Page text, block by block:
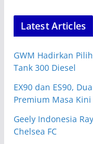
Latest Articles
GWM Hadirkan
Tank 300 Diesel
EX90 dan ES90,
Premium Masa Kini
Geely Indonesia
Chelsea FC